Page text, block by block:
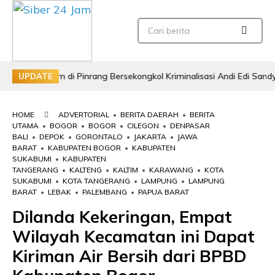
UPDATE
di Pinrang Bersekongkol Kriminalisasi Andi Edi Sandy
HOME ADVERTORIAL• BERITA DAERAH • BERITA
UTAMA • BOGOR • BOGOR • CILEGON • DENPASAR
BALI • DEPOK • GORONTALO • JAKARTA • JAWA
BARAT • KABUPATEN BOGOR • KABUPATEN
SUKABUMI • KABUPATEN
TANGERANG • KALTENG • KALTIM • KARAWANG • KOTA
SUKABUMI • KOTA TANGERANG • LAMPUNG • LAMPUNG
BARAT • LEBAK • PALEMBANG • PAPUA BARAT
Dilanda Kekeringan, Empat
Wilayah Kecamatan ini Dapat
Kiriman Air Bersih dari BPBD